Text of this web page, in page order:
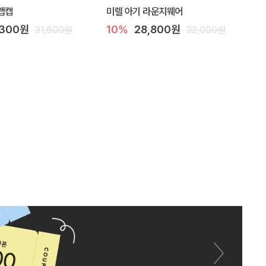
캡
원 31,600원
미렐 아기 라운지웨어
10% 28,800원 32,000원